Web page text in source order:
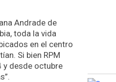
Andrade de
toda la vida
en el centro
Si bien RPM
y desde octubre